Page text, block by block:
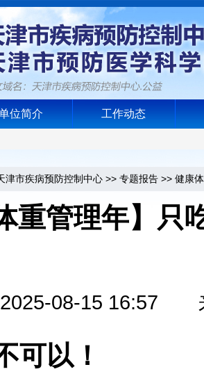
位简介 工作动态
津市疾病预防控制中心 >> 专题报告 >> 健康
重管理年】
2025-08-15 16:57
可以！